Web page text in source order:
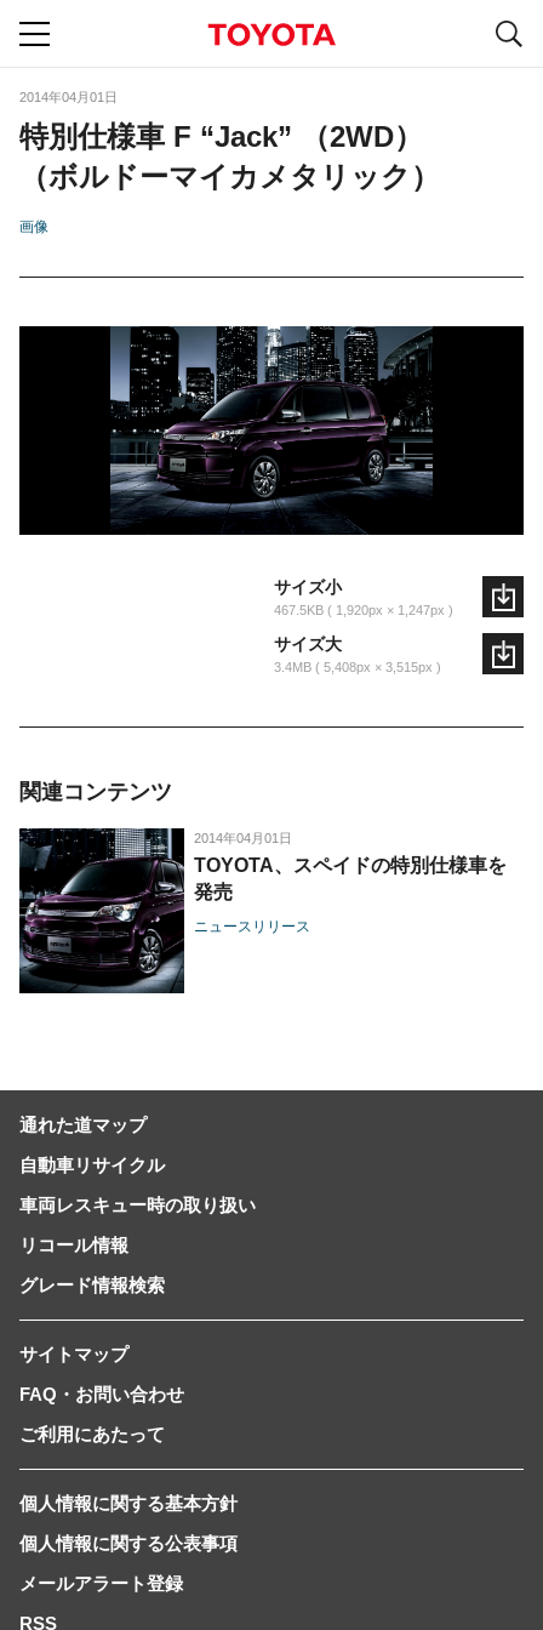
2014年04月01日
特別仕様車 F “Jack” （2WD）
（ボルドーマイカメタリック）
画像
サイズ小
467.5KB 1,920px × 1,247px
サイズ大
3.4MB 5,408px × 3,515px
関連コンテンツ
2014年04月01日
TOYOTA、スペイドの特別仕様車を
発売
ニュースリリース
通れた道マップ
自動車リサイクル
車両レスキュー時の取り扱い
リコール情報
グレード情報検索
サイトマップ
FAQ・お問い合わせ
ご利用にあたって
個人情報に関する基本方針
個人情報に関する公表事項
メールアラート登録
RSS